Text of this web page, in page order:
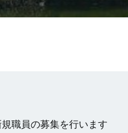
職員の募集を行います